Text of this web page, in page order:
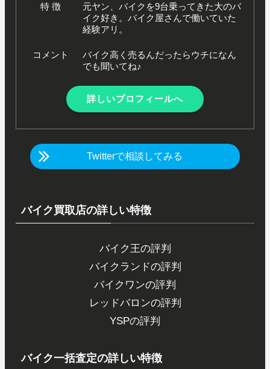
特 徴
元ヤン、バイクを9台乗ってきた大のバ
イク好き。バイク屋さんで働いていた
経験アリ。
コメント
バイク高く売るんだったらウチになん
でも聞いてね♪
詳しいプロフィールへ
Twitterで相談してみる
バイク買取店の詳しい特徴
バイク王の評判
バイクランドの評判
バイクワンの評判
レッドバロンの評判
YSPの評判
バイク一括査定の詳しい特徴